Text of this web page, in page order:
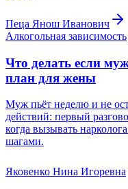
Пеца Янош Иванович
Алкогольная зависимость
Что делать если
план для жены
Муж пьёт неделю и не
действий: первый
когда вызывать
шагами.
Яковенко Нина Игоревна